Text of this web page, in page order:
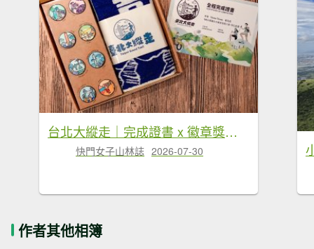
台北大縱走｜完成證書 x 徽章獎品 x 路線全攻略
快門女子山林誌 2026-07-30
作者其他相簿